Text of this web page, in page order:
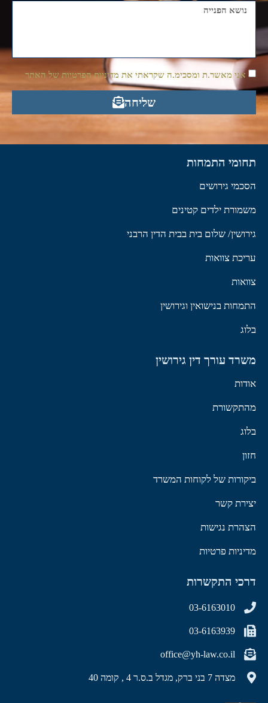
אני מאשר.ת ומסכימ.ה שקראתי את מדיניות הפרטיות של האתר
שליחה
תחומי התמחות
הסכמי גירושים
משמורת ילדים קטינים
גירושין/ שלום בית בבית הדין הרבני
עריכת צוואות
צוואות
התמחות בנישואין וגירושין
בלוג
משרד עורך דין גירושין
אודות
מהתקשורת
בלוג
חזון
ביקורות של לקוחות המשרד
יצירת קשר
הצהרת נגישות
מדיניות פרטיות
דרכי התקשרות
03-6163010
03-6163939
office@yh-law.co.il
מצדה 7 בני ברק, מגדל ב.ס.ר 4 , קומה 40